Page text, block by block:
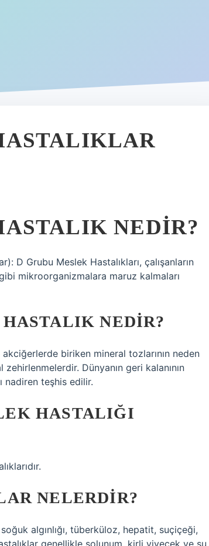
NEDIR?
D Grubu Meslek Hastalıkları, çalışanların
mikroorganizmalara maruz kalmaları
NEDIR?
biriken mineral tozlarının neden
Dünyanın geri kalanının
nadiren teşhis edilir.
HASTALIĞI
NELERDIR?
algınlığı, tüberküloz, hepatit, suçiçeği,
genellikle solunum, kirli yiyecek ve su,